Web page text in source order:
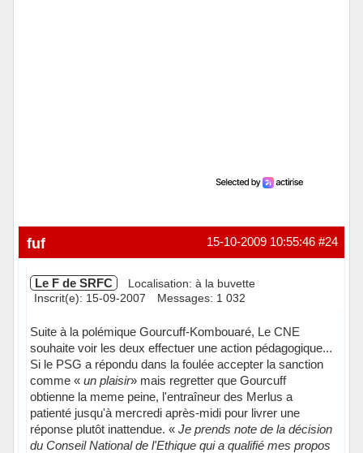
#24
15-10-2009 10:55:46
fuf
Le F de SRFC
Localisation: à la buvette
Inscrit(e): 15-09-2007
Messages: 1 032
Suite à la polémique Gourcuff-Kombouaré, Le CNE
souhaite voir les deux effectuer une action pédagogique...
Si le PSG a répondu dans la foulée accepter la sanction
comme « un plaisir» mais regretter que Gourcuff
obtienne la meme peine, l'entraîneur des Merlus a
patienté jusqu'à mercredi après-midi pour livrer une
réponse plutôt inattendue. « Je prends note de la décision
du Conseil National de l'Ethique qui a qualifié mes propos